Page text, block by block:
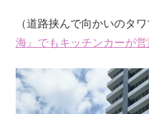
（道路挟んで向かいのタ
海』でもキッチンカーが